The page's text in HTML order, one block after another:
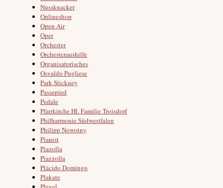
Nussknacker
Onlineshop
Open Air
Oper
Orchester
Orchesteraushilfe
Organisatorisches
Osvaldo Pugliese
Park Stickney
Passepied
Pedale
Pfarrkirche Hl. Familie Troisdorf
Philharmonie Südwestfalen
Philipp Nowotny
Pianist
Piazolla
Piazzolla
Plácido Domingo
Plakate